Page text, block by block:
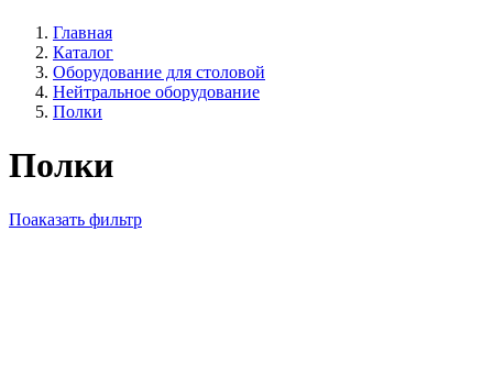
Главная
Каталог
Оборудование для столовой
Нейтральное оборудование
Полки
Полки
Поаказать фильтр